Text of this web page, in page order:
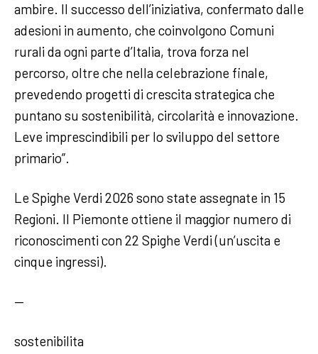
ambire. Il successo dell’iniziativa, confermato dalle
adesioni in aumento, che coinvolgono Comuni
rurali da ogni parte d’Italia, trova forza nel
percorso, oltre che nella celebrazione finale,
prevedendo progetti di crescita strategica che
puntano su sostenibilità, circolarità e innovazione.
Leve imprescindibili per lo sviluppo del settore
primario”.
Le Spighe Verdi 2026 sono state assegnate in 15
Regioni. Il Piemonte ottiene il maggior numero di
riconoscimenti con 22 Spighe Verdi (un’uscita e
cinque ingressi).
—
sostenibilita